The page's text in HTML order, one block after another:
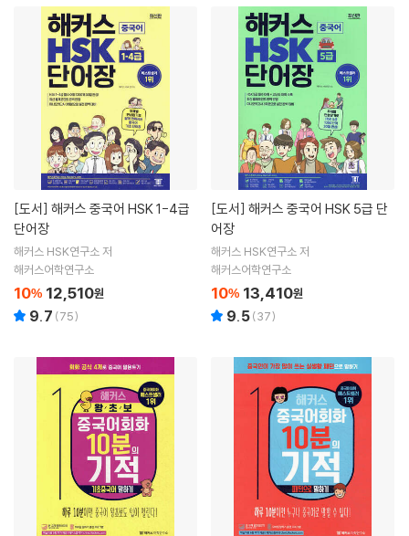
[도서]
단어장
해커스 HSK연구소 저
해커스어학연구소
10% 12,510원
9.7 (75)
[도서]
어장
해커스 HSK연구소 저
해커스어학연구소
10% 13,410원
9.5(37)